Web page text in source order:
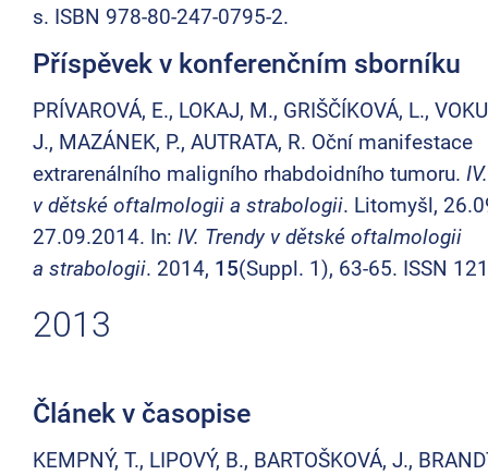
s. ISBN 978-80-247-0795-2.
Příspěvek v konferenčním sborníku
PRÍVAROVÁ, E., LOKAJ, M., GRIŠČÍKOVÁ, L.,
J., MAZÁNEK, P., AUTRATA, R. Oční manifestace
extrarenálního maligního rhabdoidního tumoru.
v dětské oftalmologii a strabologii. Litomyšl,
27.09.2014. In: IV. Trendy v dětské oftalmologii
a strabologii. 2014, 15(Suppl. 1), 63-65. ISSN
2013
Článek v časopise
KEMPNÝ, T., LIPOVÝ, B., BARTOŠKOVÁ, J.,